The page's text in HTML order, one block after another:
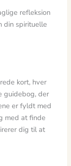
refleksion
din spirituelle
kort, hver
guidebog, der
er fyldt med
med at finde
dig til at